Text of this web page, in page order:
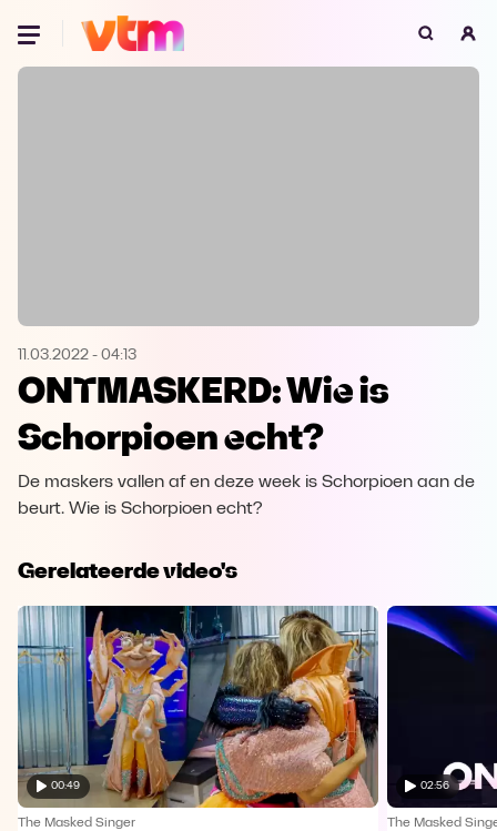
Oeps, browser niet ondersteund
Microsoft Edge Download
Opera
11.03.2022 - 04:13
ONTMASKERD: Wie is
Schorpioen echt?
De maskers vallen af en deze week is Schorpioen aan de
beurt. Wie is Schorpioen echt?
Gerelateerde video's
00:49
The Masked Singer
02:56
The Masked